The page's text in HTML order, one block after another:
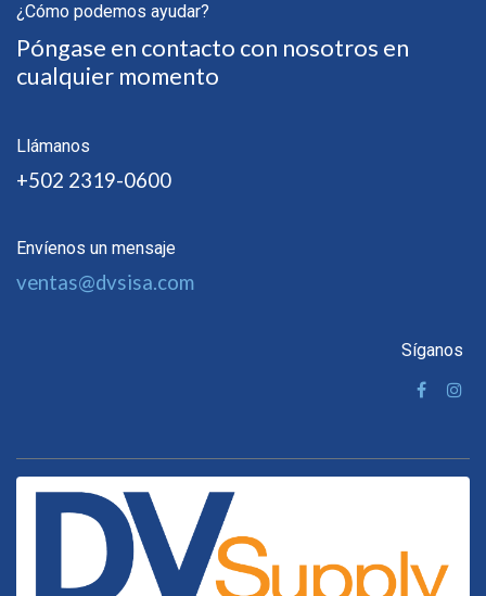
¿Cómo podemos ayudar?
Póngase en contacto con nosotros en
cualquier momento
Llámanos
+502 2319-0600
Envíenos un mensaje
ventas@dvsisa.com
Síganos